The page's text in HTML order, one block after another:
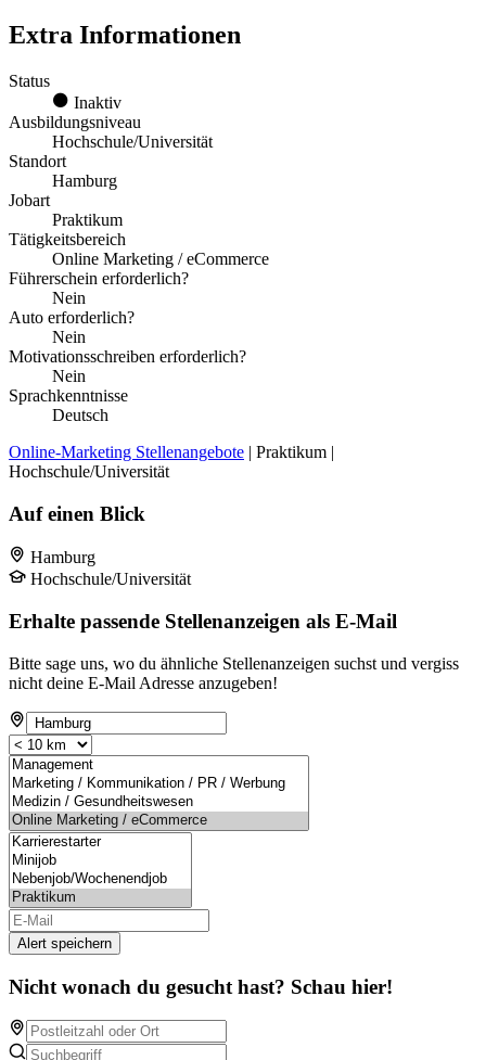
Extra Informationen
Status
Inaktiv
Ausbildungsniveau
Hochschule/Universität
Standort
Hamburg
Jobart
Praktikum
Tätigkeitsbereich
Online Marketing / eCommerce
Führerschein erforderlich?
Nein
Auto erforderlich?
Nein
Motivationsschreiben erforderlich?
Nein
Sprachkenntnisse
Deutsch
Online-Marketing Stellenangebote | Praktikum |
Hochschule/Universität
Auf einen Blick
Hamburg
Hochschule/Universität
Erhalte passende Stellenanzeigen als E-Mail
Bitte sage uns, wo du ähnliche Stellenanzeigen suchst und vergiss
nicht deine E-Mail Adresse anzugeben!
Alert speichern
Nicht wonach du gesucht hast? Schau hier!